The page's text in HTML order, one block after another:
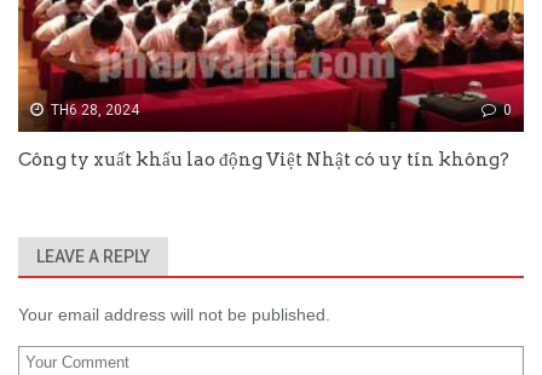
TH6 28, 2024 0
Công ty xuất khẩu lao động Việt Nhật có uy tín không?
LEAVE A REPLY
Your email address will not be published.